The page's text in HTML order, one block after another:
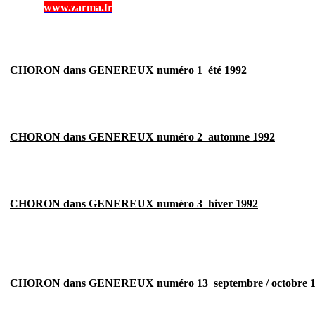
www.zarma.fr
CHORON dans GENEREUX numéro 1  été 1992
CHORON dans GENEREUX numéro 2  automne 1992
CHORON dans GENEREUX numéro 3  hiver 1992
CHORON dans GENEREUX numéro 13  septembre / octobre